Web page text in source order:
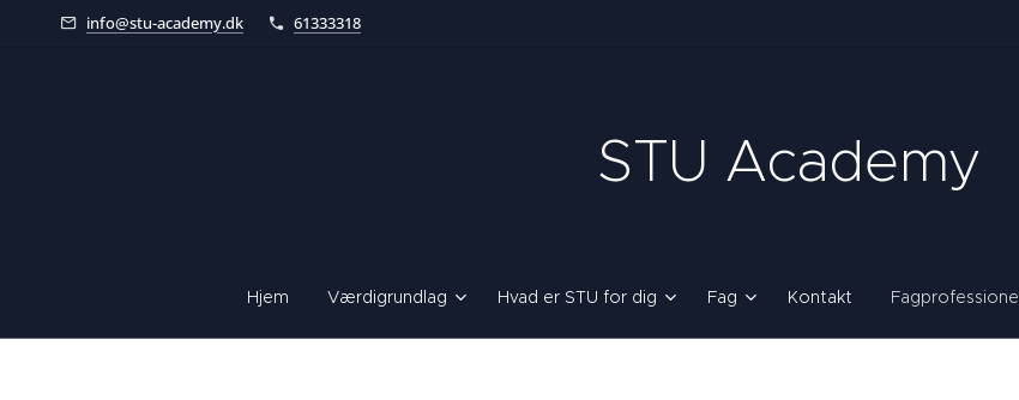
info@stu-academy.dk 61333318
STU Academy
Hjem Værdigrundlag Hvad er STU for dig Fag Kontakt